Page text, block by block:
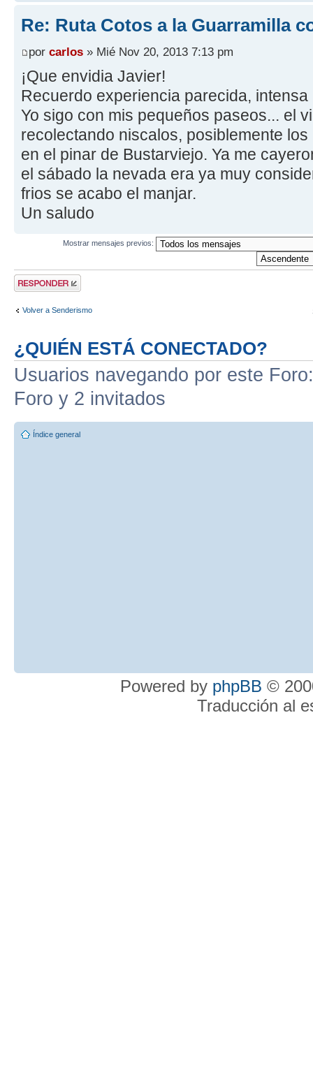
Re: Ruta Cotos a la Guarramilla
por carlos » Mié Nov 20, 2013 7:13 pm
¡Que envidia Javier!
Recuerdo experiencia parecida,
Yo sigo con mis pequeños paseos... el
recolectando niscalos, posiblemente
en el pinar de Bustarviejo. Ya me
el sábado la nevada era ya muy
frios se acabo el manjar.
Un saludo
Mostrar mensajes previos:
Publicar una
respuesta
Volver a Senderismo
¿QUIÉN ESTÁ CONECTADO?
Usuarios navegando por este
Foro y 2 invitados
Índice general
Powered by phpBB ©
Traducción al